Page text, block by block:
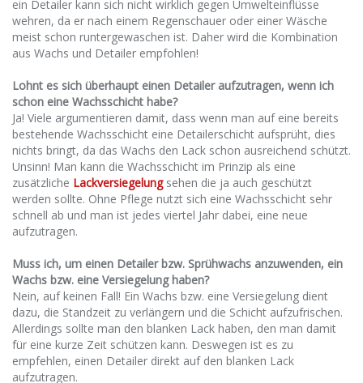
ein Detailer kann sich nicht wirklich gegen Umwelteinflüsse
wehren, da er nach einem Regenschauer oder einer Wäsche
meist schon runtergewaschen ist. Daher wird die Kombination
aus Wachs und Detailer empfohlen!
Lohnt es sich überhaupt einen Detailer aufzutragen, wenn ich
schon eine Wachsschicht habe?
Ja! Viele argumentieren damit, dass wenn man auf eine bereits
bestehende Wachsschicht eine Detailerschicht aufsprüht, dies
nichts bringt, da das Wachs den Lack schon ausreichend schützt.
Unsinn! Man kann die Wachsschicht im Prinzip als eine
zusätzliche Lackversiegelungsehen die ja auch geschützt
werden sollte. Ohne Pflege nutzt sich eine Wachsschicht sehr
schnell ab und man ist jedes viertel Jahr dabei, eine neue
aufzutragen.
Muss ich, um einen Detailer bzw. Sprühwachs anzuwenden, ein
Wachs bzw. eine Versiegelung haben?
Nein, auf keinen Fall! Ein Wachs bzw. eine Versiegelung dient
dazu, die Standzeit zu verlängern und die Schicht aufzufrischen.
Allerdings sollte man den blanken Lack haben, den man damit
für eine kurze Zeit schützen kann. Deswegen ist es zu
empfehlen, einen Detailer direkt auf den blanken Lack
aufzutragen.